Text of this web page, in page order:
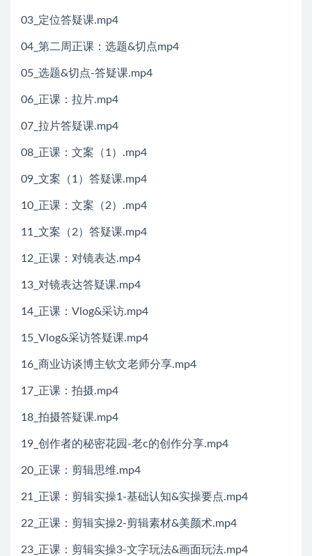
03_定位答疑课.mp4
04_第二周正课：选题&切点mp4
05_选题&切点-答疑课.mp4
06_正课：拉片.mp4
07_拉片答疑课.mp4
08_正课：文案（1）.mp4
09_文案（1）答疑课.mp4
10_正课：文案（2）.mp4
11_文案（2）答疑课.mp4
12_正课：对镜表达.mp4
13_对镜表达答疑课.mp4
14_正课：Vlog&采访.mp4
15_Vlog&采访答疑课.mp4
16_商业访谈博主钦文老师分享.mp4
17_正课：拍摄.mp4
18_拍摄答疑课.mp4
19_创作者的秘密花园-老c的创作分享.mp4
20_正课：剪辑思维.mp4
21_正课：剪辑实操1-基础认知&实操要点.mp4
22_正课：剪辑实操2-剪辑素材&美颜术.mp4
23_正课：剪辑实操3-文字玩法&画面玩法.mp4